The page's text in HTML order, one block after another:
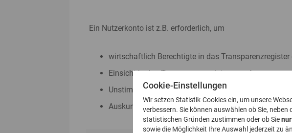
Ein Nutzerkonto ist z.B. erforderlich, um
wirtschaftlich Berechtigte in das Transparenzregister
Einsicht in das Transparenzregister zu nehmen
Unstimmigkeitsmeldungen nach § 23a GwG
Auskunftsanträge nach § 23 Abs. 8 GwG zu stellen
Cookie-Einstellungen
Wir setzen Statistik-Cookies ein, um unsere
verbessern. Sie können auswählen ob Sie,
statistischen Gründen zustimmen oder ob Sie
sowie die Möglichkeit Ihre Auswahl jederzeit zu